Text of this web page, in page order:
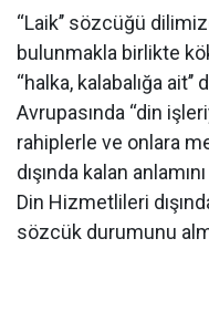
‘‘Laik’’ sözcüğü
bulunmakla birlikte
‘‘halka, kalabalığa
Avrupasında ‘‘din
rahiplerle ve onlara
dışında kalan
Din Hizmetlileri
sözcük durumunu